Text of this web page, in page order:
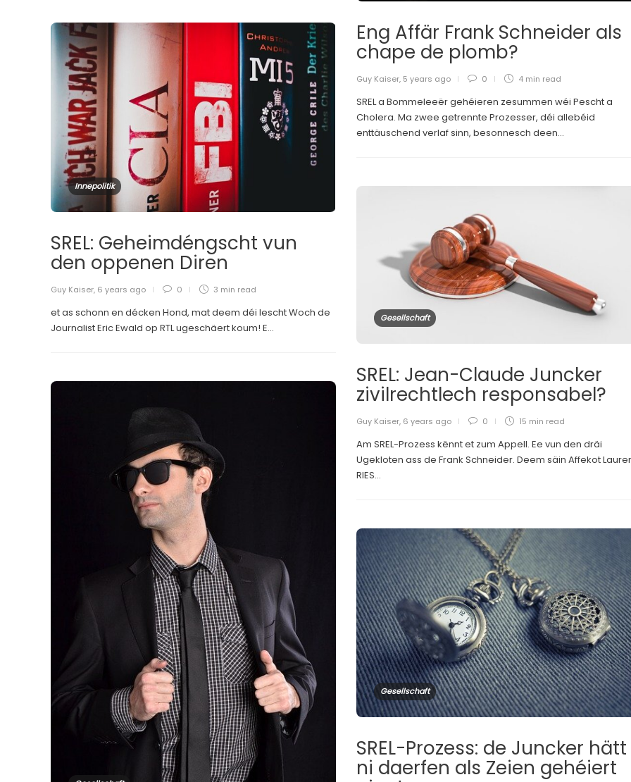
Eng Affär Frank Schneider als
chape de plomb?
Guy Kaiser, 5 years ago 0 4 min read
SREL a Bommeleeër gehéieren zesummen wéi Pescht a
Cholera. Ma zwee getrennte Prozesser, déi allebéid
enttäuschend verlaf sinn, besonnesch deen...
Innepolitik
SREL: Geheimdéngscht vun
den oppenen Diren
Guy Kaiser, 6 years ago 0 3 min read
et as schonn en décken Hond, mat deem déi lescht Woch de
Journalist Eric Ewald op RTL ugeschäert koum! E...
Gesellschaft
SREL: Jean-Claude Juncker
zivilrechtlech responsabel?
Guy Kaiser, 6 years ago 0 15 min read
Am SREL-Prozess kënnt et zum Appell. Ee vun den dräi
Ugekloten ass de Frank Schneider. Deem säin Affekot
RIES...
Gesellschaft
SREL-Prozess: de Juncker hätt
ni daerfen als Zeien gehéiert